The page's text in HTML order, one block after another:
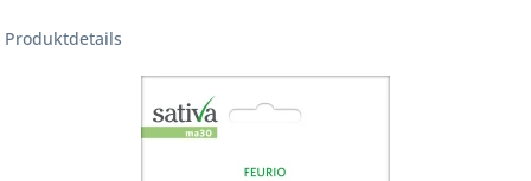
Produktdetails